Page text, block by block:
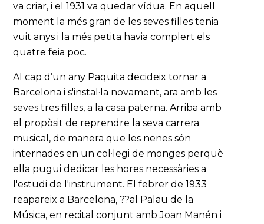
va criar, i el 1931 va quedar vídua. En aquell
moment la més gran de les seves filles tenia
vuit anys i la més petita havia complert els
quatre feia poc.
Al cap d’un any Paquita decideix tornar a
Barcelona i s'instal·la novament, ara amb les
seves tres filles, a la casa paterna. Arriba amb
el propòsit de reprendre la seva carrera
musical, de manera que les nenes són
internades en un col·legi de monges perquè
ella pugui dedicar les hores necessàries a
l'estudi de l'instrument. El febrer de 1933
reapareix a Barcelona, ??al Palau de la
Música, en recital conjunt amb Joan Manén i